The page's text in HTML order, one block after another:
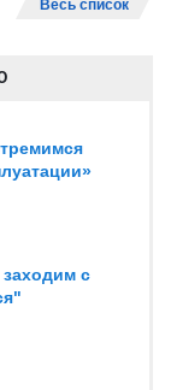
Весь список
с